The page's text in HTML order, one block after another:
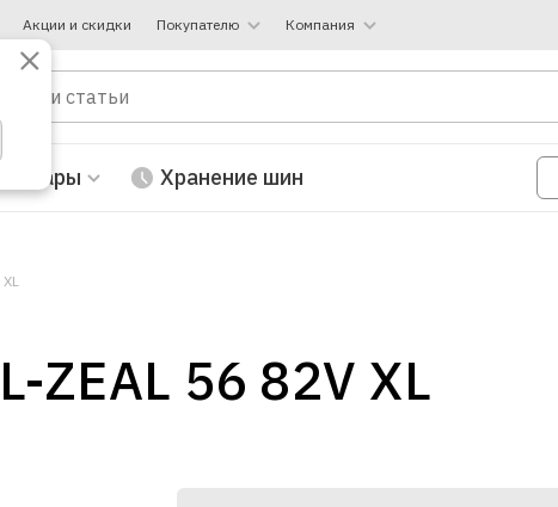
Акции и скидки Покупателю Компания
Хранение шин
ZEAL 56 82V XL